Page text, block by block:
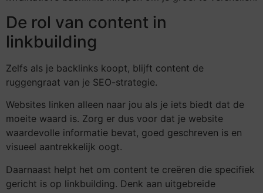
De rol van content in
linkbuilding
Zelfs als je backlinks koopt, blijft content de
ruggengraat van je SEO-strategie.
Websites linken alleen naar jou als je iets biedt dat de
moeite waard is. Zorg er dus voor dat je website
waardevolle informatie bevat, goed geschreven is en
visueel aantrekkelijk oogt.
Daarnaast helpt het om content te creëren die specifiek
gericht is op linkbuilding. Denk aan uitgebreide